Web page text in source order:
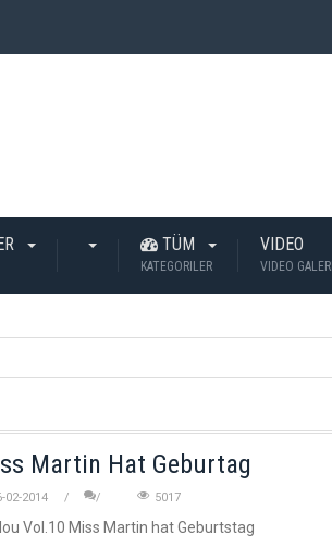
TÜM
KATEGORILER
VIDEO
VIDEO GALERI
Martin Hat Geburtag
02-2014 5017
Vol.10 Miss Martin hat Geburtstag